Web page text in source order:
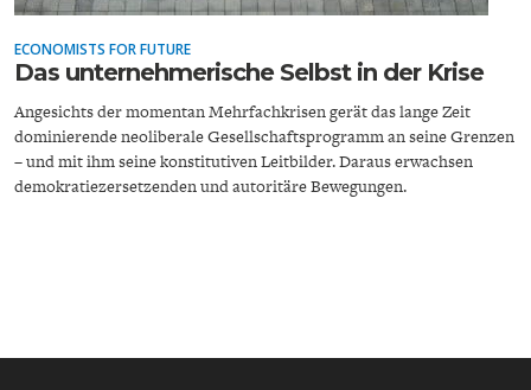
ECONOMISTS FOR FUTURE
Das unternehmerische Selbst in der Krise
Angesichts der momentan Mehrfachkrisen gerät das lange Zeit
dominierende neoliberale Gesellschaftsprogramm an seine Grenzen
– und mit ihm seine konstitutiven Leitbilder. Daraus erwachsen
demokratiezersetzenden und autoritäre Bewegungen.